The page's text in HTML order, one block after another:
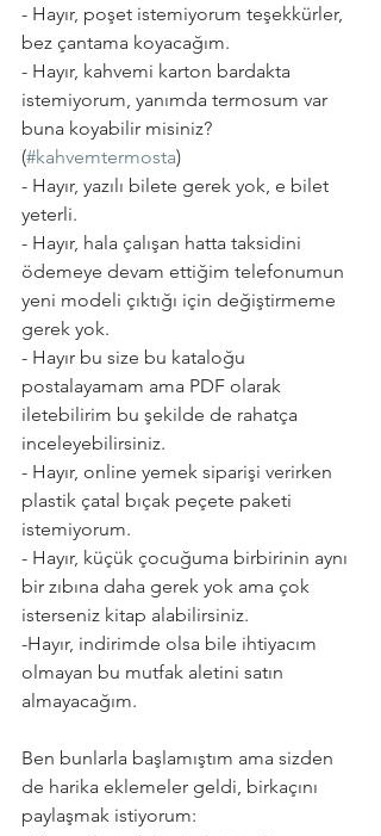
- Hayır, poşet istemiyorum teşekkürler,
bez çantama koyacağım.
- Hayır, kahvemi karton bardakta
istemiyorum, yanımda termosum var
buna koyabilir misiniz?
(#kahvemtermosta)
- Hayır, yazılı bilete gerek yok, e bilet
yeterli.
- Hayır, hala çalışan hatta taksidini
ödemeye devam ettiğim telefonumun
yeni modeli çıktığı için değiştirmeme
gerek yok.
- Hayır bu size bu kataloğu
postalayamam ama PDF olarak
iletebilirim bu şekilde de rahatça
inceleyebilirsiniz.
- Hayır, online yemek siparişi verirken
plastik çatal bıçak peçete paketi
istemiyorum.
- Hayır, küçük çocuğuma birbirinin aynı
bir zıbına daha gerek yok ama çok
isterseniz kitap alabilirsiniz.
-Hayır, indirimde olsa bile ihtiyacım
olmayan bu mutfak aletini satın
almayacağım.
Ben bunlarla başlamıştım ama sizden
de harika eklemeler geldi, birkaçını
paylaşmak istiyorum: